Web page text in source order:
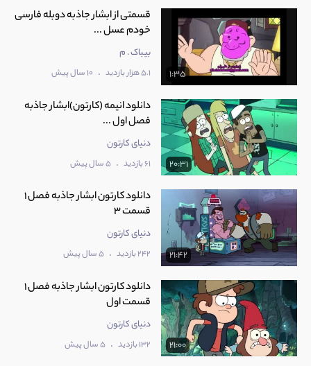
1:35
قسمتی از ابشار جاذبه دوبله فارسی
خودم عسل ...
بیباک . م
5.1 هزار بازدید . 10 سال پیش
20:31
دانلود انیمه (کارتون)ابشار جاذبه
فصل اول ...
دنیای کارتون
61 بازدید . 5 سال پیش
21:42
دانلود کارتون ابشار جاذبه فصل 1
قسمت 3
دنیای کارتون
242 بازدید . 5 سال پیش
21:00
دانلود کارتون ابشار جاذبه فصل 1
قسمت اول
دنیای کارتون
132 بازدید . 5 سال پیش